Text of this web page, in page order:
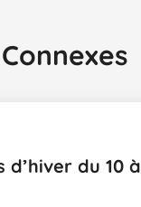
d’hiver du 10